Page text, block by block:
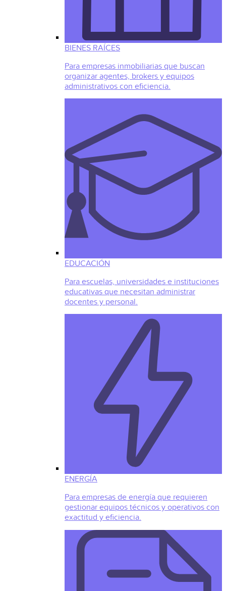
BIENES RAÍCES
Para empresas inmobiliarias que buscan
organizar agentes, brokers y equipos
administrativos con eficiencia.
EDUCACIÓN
Para escuelas, universidades e instituciones
educativas que necesitan administrar
docentes y personal.
ENERGÍA
Para empresas de energía que requieren
gestionar equipos técnicos y operativos con
exactitud y eficiencia.